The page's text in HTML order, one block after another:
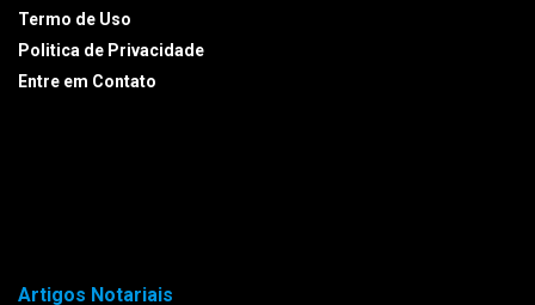
Termo de Uso
Politica de Privacidade
Entre em Contato
Artigos Notariais